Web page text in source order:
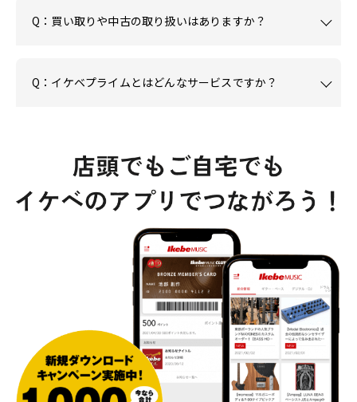
Q：買い取りや中古の取り扱いはありますか？
Q：イケベプライムとはどんなサービスですか？